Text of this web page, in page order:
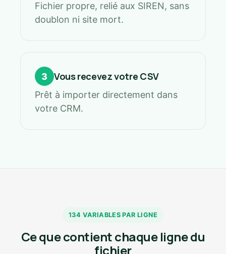
Fichier propre, relié aux SIREN, sans
doublon ni site mort.
3 Vous recevez votre CSV
Prêt à importer directement dans
votre CRM.
134 VARIABLES PAR LIGNE
Ce que contient chaque ligne du
fichier